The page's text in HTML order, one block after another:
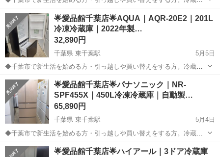
～洗濯機の在庫多数取り揃えております。単身用～ファミリー向け、
幅広く取り揃えております。ぜひ千葉市 リサイクルショップ愛品館千
葉店にご相談ください！ -----...
千葉 千葉市 東千葉駅 キッチン家電
🌟愛品館千葉店🌟AQUA｜AQR-20E2｜201L
冷凍冷蔵庫｜2022年製…
32,890円
千葉県 東千葉駅
5月5日
◆千葉市で新生活を始める方・引っ越しや買い替えをする方。冷蔵庫
～洗濯機の在庫多数取り揃えております。単身用～ファミリー向け、
幅広く取り揃えております。ぜひ千葉市 リサイクルショップ愛品館千
葉店にご相談ください！ -----...
千葉 千葉市 東千葉駅 キッチン家電 AQR
🌟愛品館千葉店🌟パナソニック｜NR-
SPF455X｜450L冷凍冷蔵庫｜自動製…
65,890円
千葉県 東千葉駅
5月4日
◆千葉市で新生活を始める方・引っ越しや買い替えをする方。冷蔵庫
～洗濯機の在庫多数取り揃えております。単身用～ファミリー向け、
幅広く取り揃えております。ぜひ千葉市 リサイクルショップ愛品館千
千葉 千葉市 東千葉駅 キッチン家電 パナソニック
🌟愛品館千葉店🌟ハイアール｜3ドア冷蔵庫